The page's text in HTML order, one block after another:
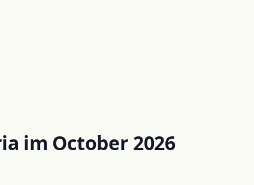
im October 2026